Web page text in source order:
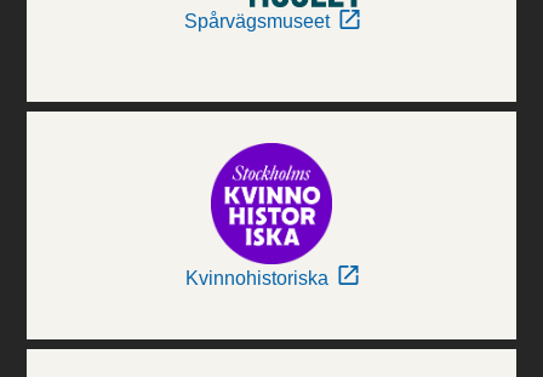
Spårvägsmuseet
Kvinnohistoriska